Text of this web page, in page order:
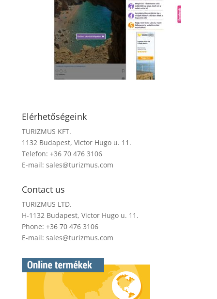
Elérhetőségeink
TURIZMUS KFT.
1132 Budapest, Victor Hugo u. 11.
Telefon: +36 70 476 3106
E-mail: sales@turizmus.com
Contact us
TURIZMUS LTD.
H-1132 Budapest, Victor Hugo u. 11.
Phone: +36 70 476 3106
E-mail: sales@turizmus.com